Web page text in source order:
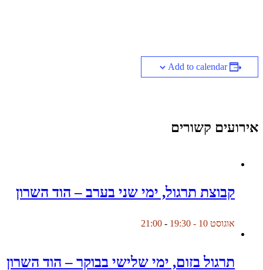
Add to calendar
אירועים קשורים
קבוצת תרגול, ימי שני בערב – הוד השרון
אוגוסט 10 - 19:30 -
21:00
תרגול בזום, ימי שלישי בבוקר – הוד השרון